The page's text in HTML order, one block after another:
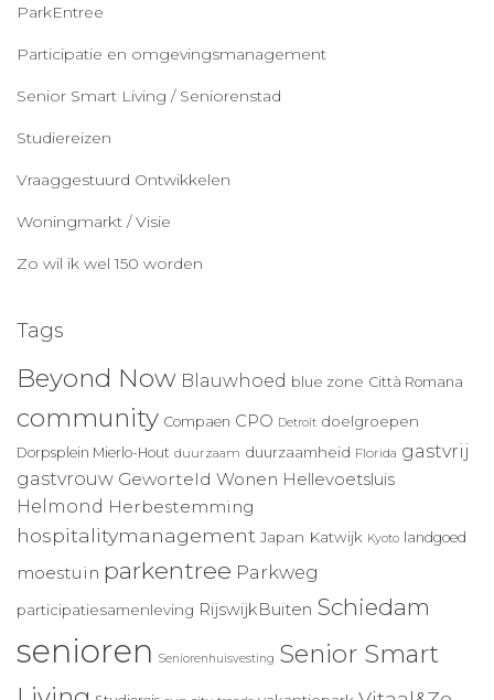
ParkEntree
Participatie en omgevingsmanagement
Senior Smart Living / Seniorenstad
Studiereizen
Vraaggestuurd Ontwikkelen
Woningmarkt / Visie
Zo wil ik wel 150 worden
Tags
Beyond Now Blauwhoed blue zone Città Romana
community Compaen CPO Detroit doelgroepen
Dorpsplein Mierlo-Hout duurzaam duurzaamheid Florida gastvrij
gastvrouw Geworteld Wonen Hellevoetsluis
Helmond Herbestemming
hospitalitymanagement Japan Katwijk Kyoto landgoed
moestuin parkentree Parkweg
participatiesamenleving RijswijkBuiten Schiedam
senioren Seniorenhuisvesting Senior Smart